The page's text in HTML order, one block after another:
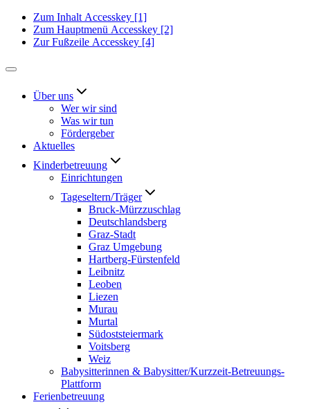
Zum Inhalt Accesskey [1]
Zum Hauptmenü Accesskey [2]
Zur Fußzeile Accesskey [4]
Über uns
Wer wir sind
Was wir tun
Fördergeber
Aktuelles
Kinderbetreuung
Einrichtungen
Tageseltern/Träger
Bruck-Mürzzuschlag
Deutschlandsberg
Graz-Stadt
Graz Umgebung
Hartberg-Fürstenfeld
Leibnitz
Leoben
Liezen
Murau
Murtal
Südoststeiermark
Voitsberg
Weiz
Babysitterinnen & Babysitter/Kurzzeit-Betreuungs-
Plattform
Ferienbetreuung